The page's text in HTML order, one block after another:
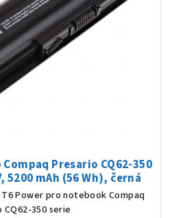
Presario CQ62-350
mAh (56 Wh), černá
Power pro notebook Compaq
CQ62-350 serie